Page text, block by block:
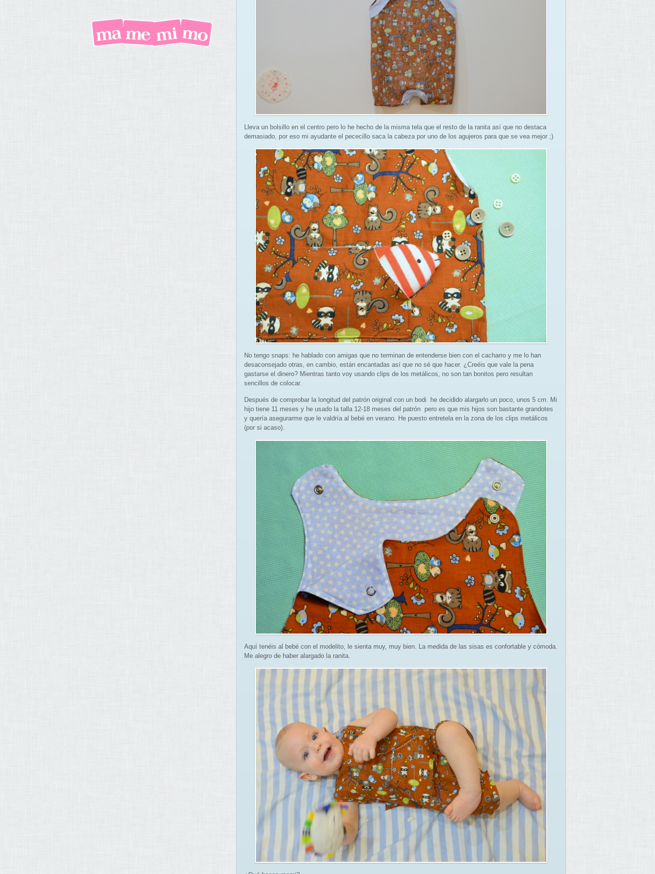
Lleva un bolsillo en el centro pero lo he hecho de la misma tela que el resto de la ranita así que no destaca
demasiado, por eso mi ayudante el pececillo saca la cabeza por uno de los agujeros para que se vea mejor ;)
No tengo snaps: he hablado con amigas que no terminan de entenderse bien con el cacharro y me lo han
desaconsejado otras, en cambio, están encantadas así que no sé que hacer. ¿Creéis que vale la pena
gastarse el dinero? Mientras tanto voy usando clips de los metálicos, no son tan bonitos pero resultan
sencillos de colocar.
Después de comprobar la longitud del patrón original con un bodi he decidido alargarlo un poco, unos 5 cm. Mi
hijo tiene 11 meses y he usado la talla 12-18 meses del patrón pero es que mis hijos son bastante grandotes
y quería asegurarme que le valdría al bebé en verano. He puesto entretela en la zona de los clips metálicos
(por si acaso).
Aquí tenéis al bebé con el modelito, le sienta muy, muy bien. La medida de las sisas es confortable y cómoda.
Me alegro de haber alargado la ranita.